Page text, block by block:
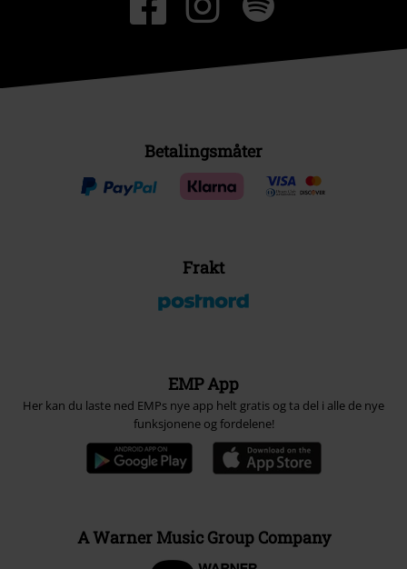
Betalingsmåter
Frakt
EMP App
Her kan du laste ned EMPs nye app helt gratis og ta del i alle de nye
funksjonene og fordelene!
A Warner Music Group Company